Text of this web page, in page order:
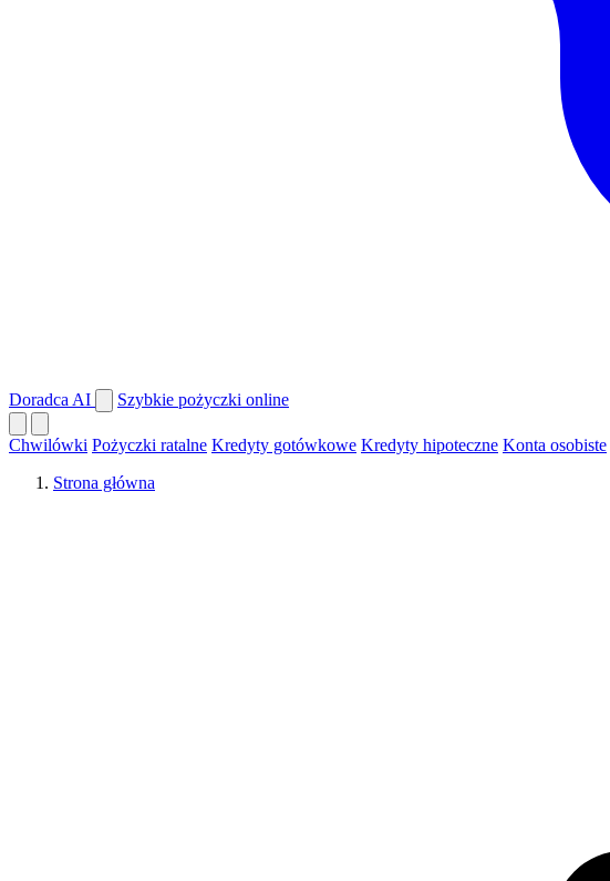
Doradca AI Szybkie pożyczki online
Chwilówki Pożyczki ratalne Kredyty gotówkowe Kredyty hipoteczne Konta osobiste
Strona główna